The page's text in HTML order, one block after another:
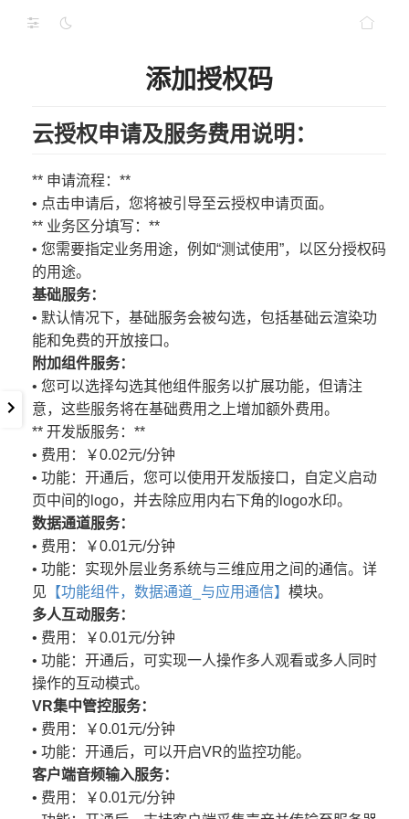
添加授权码
云授权申请及服务费用说明：
** 申请流程：**
• 点击申请后，您将被引导至云授权申请页面。
** 业务区分填写：**
• 您需要指定业务用途，例如“测试使用”，以区分授权码
的用途。
基础服务：
• 默认情况下，基础服务会被勾选，包括基础云渲染功
能和免费的开放接口。
附加组件服务：
• 您可以选择勾选其他组件服务以扩展功能，但请注
意，这些服务将在基础费用之上增加额外费用。
** 开发版服务：**
• 费用：￥0.02元/分钟
• 功能：开通后，您可以使用开发版接口，自定义启动
页中间的logo，并去除应用内右下角的logo水印。
数据通道服务：
• 费用：￥0.01元/分钟
• 功能：实现外层业务系统与三维应用之间的通信。详
见 【功能组件，数据通道_与应用通信】 模块。
多人互动服务：
• 费用：￥0.01元/分钟
• 功能：开通后，可实现一人操作多人观看或多人同时
操作的互动模式。
VR集中管控服务：
• 费用：￥0.01元/分钟
• 功能：开通后，可以开启VR的监控功能。
客户端音频输入服务：
• 费用：￥0.01元/分钟